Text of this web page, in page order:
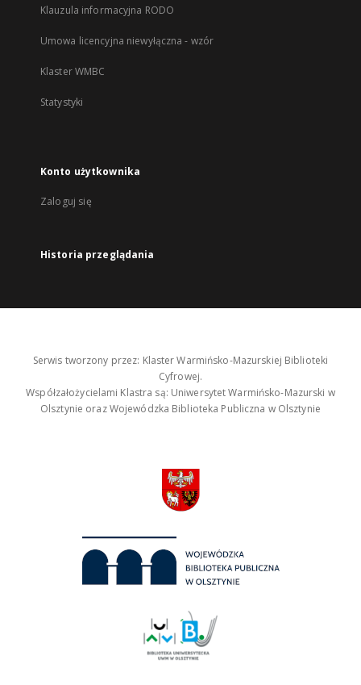
Klauzula informacyjna RODO
Umowa licencyjna niewyłączna - wzór
Klaster WMBC
Statystyki
Konto użytkownika
Zaloguj się
Historia przeglądania
Serwis tworzony przez: Klaster Warmińsko-Mazurskiej Biblioteki
Cyfrowej.
Współzałożycielami Klastra są: Uniwersytet Warmińsko-Mazurski w
Olsztynie oraz Wojewódzka Biblioteka Publiczna w Olsztynie